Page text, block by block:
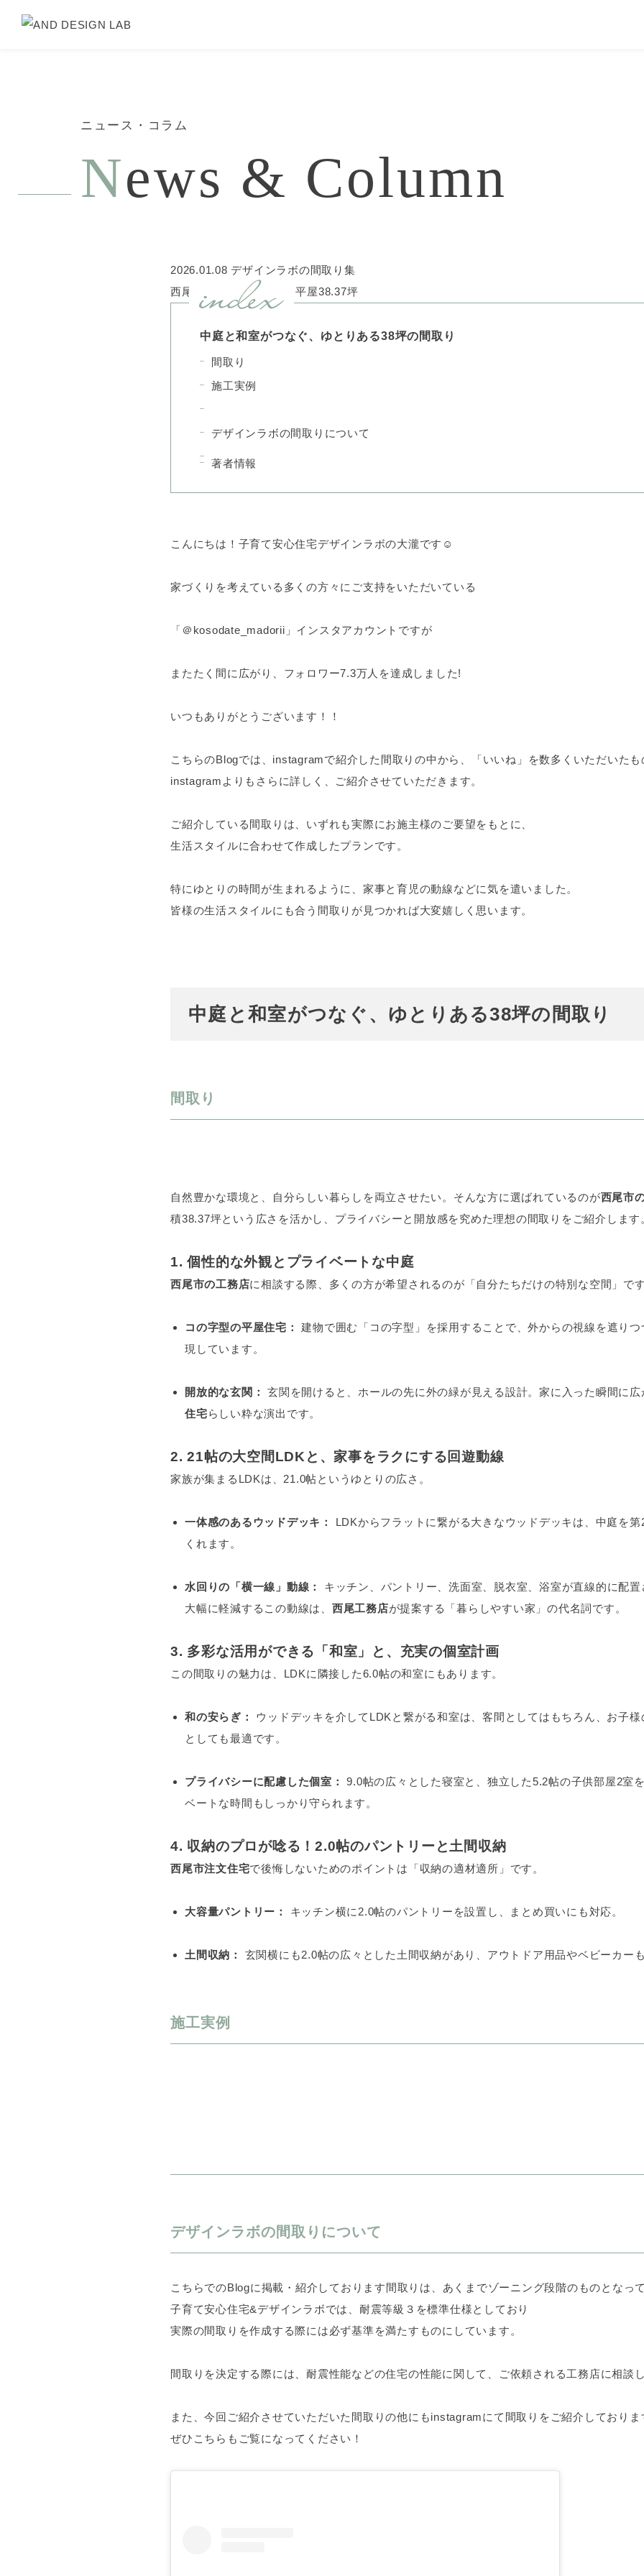
ニュース・コラム
News & Column
2026.01.08 デザインラボの間取り集
西尾市の間取り実例📚 平屋38.37坪
中庭と和室がつなぐ、ゆとりある38坪の間取り
間取り
施工実例
デザインラボの間取りについて
著者情報
こんにちは！子育て安心住宅デザインラボの大瀧です☺
家づくりを考えている多くの方々にご支持をいただいている
「＠kosodate_madorii」インスタアカウントですが
またたく間に広がり、フォロワー7.3万人を達成しました!
いつもありがとうございます！！
こちらのBlogでは、instagramで紹介した間取りの中から、「いいね」を数多くいただいたも
instagramよりもさらに詳しく、ご紹介させていただきます。
ご紹介している間取りは、いずれも実際にお施主様のご要望をもとに、
生活スタイルに合わせて作成したプランです。
特にゆとりの時間が生まれるように、家事と育児の動線などに気を遣いました。
皆様の生活スタイルにも合う間取りが見つかれば大変嬉しく思います。
中庭と和室がつなぐ、ゆとりある38坪の間取り
間取り
自然豊かな環境と、自分らしい暮らしを両立させたい。そんな方に選ばれているのが西尾市
積38.37坪という広さを活かし、プライバシーと開放感を究めた理想の間取りをご紹介します
1. 個性的な外観とプライベートな中庭
西尾市の工務店に相談する際、多くの方が希望されるのが「自分たちだけの特別な空間」です
コの字型の平屋住宅：
建物で囲む「コの字型」を採用することで、外からの視線を遮り
現しています。
開放的な玄関： 玄関を開けると、ホールの先に外の緑が見える設計。家に入った瞬間に広
住宅らしい粋な演出です。
2. 21帖の大空間LDKと、家事をラクにする回遊動線
家族が集まるLDKは、21.0帖というゆとりの広さ。
一体感のあるウッドデッキ：
LDKからフラットに繋がる大きなウッドデッキは、中庭を
くれます。
水回りの「横一線」動線：
キッチン、パントリー、洗面室、脱衣室、浴室が直線的に配
大幅に軽減するこの動線は、 西尾工務店が提案する「暮らしやすい家」の代名詞です。
3. 多彩な活用ができる「和室」と、充実の個室計画
この間取りの魅力は、LDKに隣接した6.0帖の和室にもあります。
和の安らぎ：
ウッドデッキを介してLDKと繋がる和室は、客間としてはもちろん、お子
としても最適です。
プライバシーに配慮した個室：
9.0帖の広々とした寝室と、独立した5.2帖の子供部屋2室
ベートな時間もしっかり守られます。
4. 収納のプロが唸る！2.0帖のパントリーと土間収納
西尾市注文住宅で後悔しないためのポイントは「収納の適材適所」です。
大容量パントリー： キッチン横に2.0帖のパントリーを設置し、まとめ買いにも対応。
土間収納： 玄関横にも2.0帖の広々とした土間収納があり、アウトドア用品やベビーカー
施工実例
デザインラボの間取りについて
こちらでのBlogに掲載・紹介しております間取りは、あくまでゾーニング段階のものとなって
子育て安心住宅&デザインラボでは、耐震等級３を標準仕様としており
実際の間取りを作成する際には必ず基準を満たすものにしています。
間取りを決定する際には、耐震性能などの住宅の性能に関して、ご依頼される工務店に相談し
また、今回ご紹介させていただいた間取りの他にもinstagramにて間取りをご紹介しておりま
ぜひこちらもご覧になってください！